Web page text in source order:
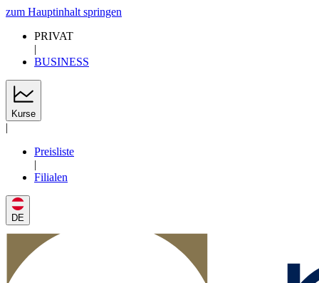
zum Hauptinhalt springen
PRIVAT
|
BUSINESS
Kurse
|
Preisliste
|
Filialen
DE